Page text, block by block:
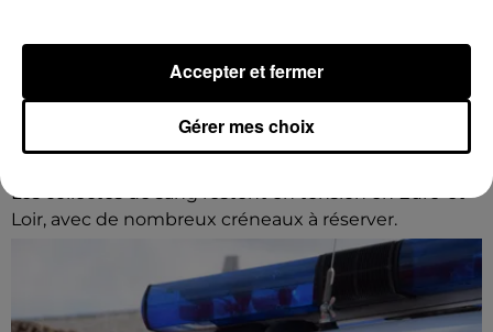
Les collectes de sang restent en tension en Eure-et-
Loir, avec de nombreux créneaux à réserver.
Gérer mes choix
Accepter et fermer